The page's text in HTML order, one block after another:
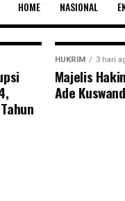
HOME NASIONAL
HUKRIM 3 hari
Majelis
Ade